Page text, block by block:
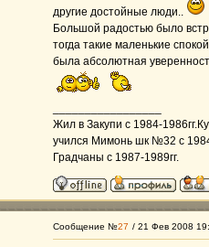
другие достойные люди..
Большой радостью было
тогда такие маленькие
была абсолютная
Жил в Закупи с 1984-
учился Мимонь шк №32 с
Градчаны с 1987-1989гг.
Сообщение №27 / 21 Фев 2008